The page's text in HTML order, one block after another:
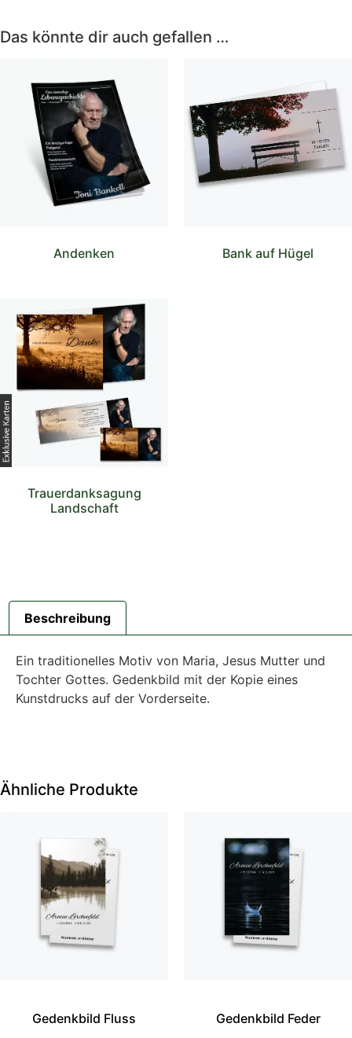
Das könnte dir auch gefallen …
Andenken Bank auf Hügel
Trauerdanksagung
Landschaft
Beschreibung
Ein traditionelles Motiv von Maria, Jesus Mutter und
Tochter Gottes. Gedenkbild mit der Kopie eines
Kunstdrucks auf der Vorderseite.
Ähnliche Produkte
Gedenkbild Fluss Gedenkbild Feder